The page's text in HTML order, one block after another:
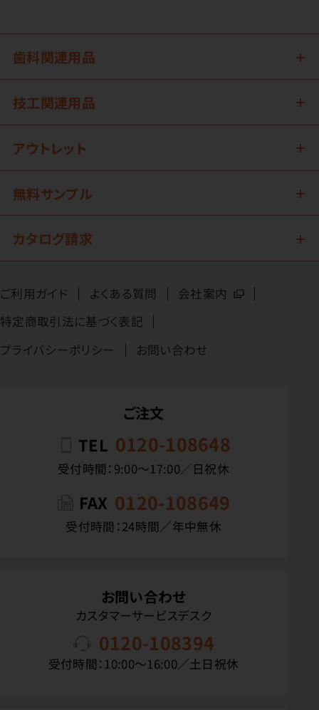
歯科関連用品
技工関連用品
アウトレット
無料サンプル
カタログ請求
ご利用ガイド よくある質問
会社案内
特定商取引法に基づく表記
プライバシーポリシー
お問い合わせ
ご注文
TEL 0120-108648
受付時間：9:00〜17:00／日祝休
FAX 0120-108649
受付時間：24時間／年中無休
お問い合わせ
カスタマーサービスデスク
0120-108394
受付時間：10:00〜16:00／土日祝休